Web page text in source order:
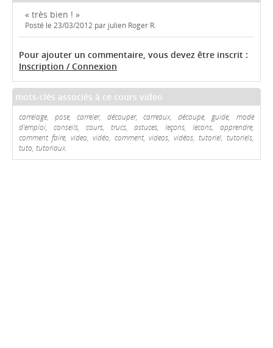
« très bien ! »
Posté le 23/03/2012 par julien Roger R.
Pour ajouter un commentaire, vous devez être inscrit :
Inscription / Connexion
mots-clés associés à ce cours video
carrelage, pose, carreler, découper, carreaux, découpe, guide, mode
d'emploi, conseils, cours, trucs, astuces, leçons, lecons, apprendre,
comment faire, video, vidéo, comment, videos, vidéos, tutoriel, tutoriels,
tuto, tutoriaux.